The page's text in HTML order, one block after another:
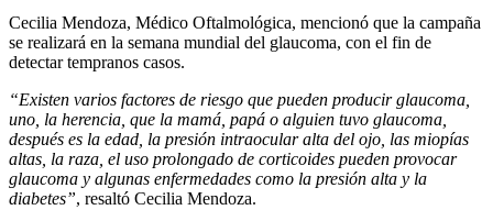
Cecilia Mendoza, Médico Oftalmológica, mencionó que la campaña
se realizará en la semana mundial del glaucoma, con el fin de
detectar tempranos casos.
“Existen varios factores de riesgo que pueden producir glaucoma,
uno, la herencia, que la mamá, papá o alguien tuvo glaucoma,
después es la edad, la presión intraocular alta del ojo, las miopías
altas, la raza, el uso prolongado de corticoides pueden provocar
glaucoma y algunas enfermedades como la presión alta y la
diabetes”, resaltó Cecilia Mendoza.